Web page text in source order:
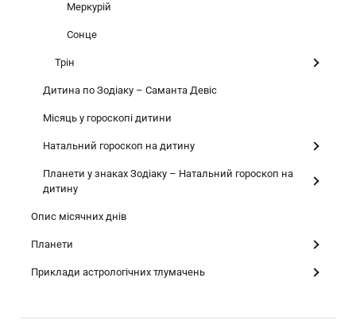
Меркурій
Сонце
Трін
Дитина по Зодіаку – Саманта Девіс
Місяць у гороскопі дитини
Натальний гороскоп на дитину
Планети у знаках Зодіаку – Натальний гороскоп на
дитину
Опис місячних днів
Планети
Приклади астрологічних тлумачень